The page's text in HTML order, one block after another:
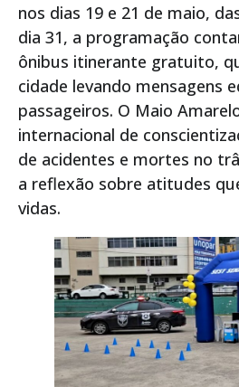
nos dias 19 e 21 de maio,
dia 31, a programação
ônibus itinerante gratuito,
cidade levando mensagens
passageiros. O Maio
internacional de
de acidentes e mortes no
a reflexão sobre atitudes
vidas.